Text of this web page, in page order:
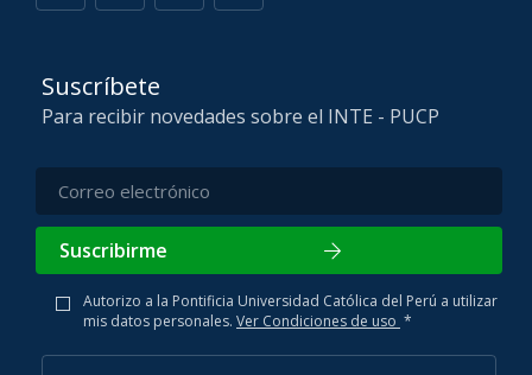
Suscríbete
Para recibir novedades sobre el INTE - PUCP
Suscribirme
Autorizo a la Pontificia Universidad Católica del Perú a utilizar
mis datos personales. Ver Condiciones de uso *